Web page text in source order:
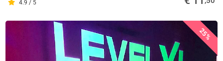
4.9 / 5
25%